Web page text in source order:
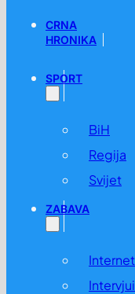
CRNA
HRONIKA
SPORT
BiH
Regija
Svijet
ZABAVA
Internet
Intervjui